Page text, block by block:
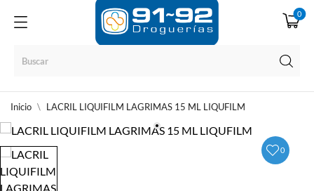
0
Inicio LACRIL LIQUIFILM LAGRIMAS 15 ML LIQUFILM
0